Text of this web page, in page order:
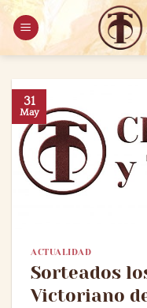
Saltar
contenido
31
May
ACTUALIDAD
Sorteados
Victoriano